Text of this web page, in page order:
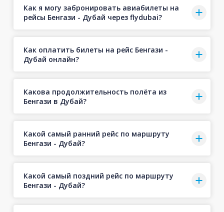
Как я могу забронировать авиабилеты на
рейсы Бенгази - Дубай через flydubai?
Как оплатить билеты на рейс Бенгази -
Дубай онлайн?
Какова продолжительность полёта из
Бенгази в Дубай?
Какой самый ранний рейс по маршруту
Бенгази - Дубай?
Какой самый поздний рейс по маршруту
Бенгази - Дубай?